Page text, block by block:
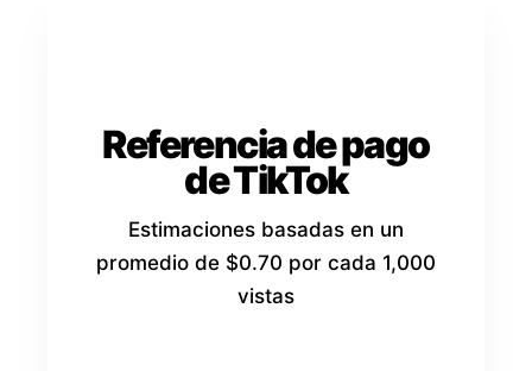
Referencia de pago
de TikTok
Estimaciones basadas en un
promedio de $0.70 por cada 1,000
vistas